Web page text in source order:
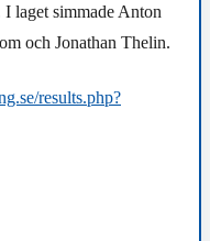
laget simmade Anton
och Jonathan Thelin.
results.php?